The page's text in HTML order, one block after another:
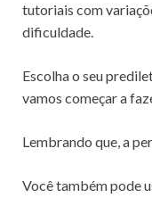
tutoriais com
dificuldade.
Escolha o seu
vamos começar a
Lembrando que, a
Você também pode